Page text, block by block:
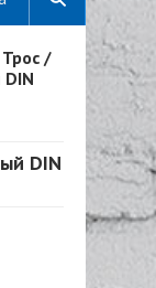
Трос /
DIN
DIN